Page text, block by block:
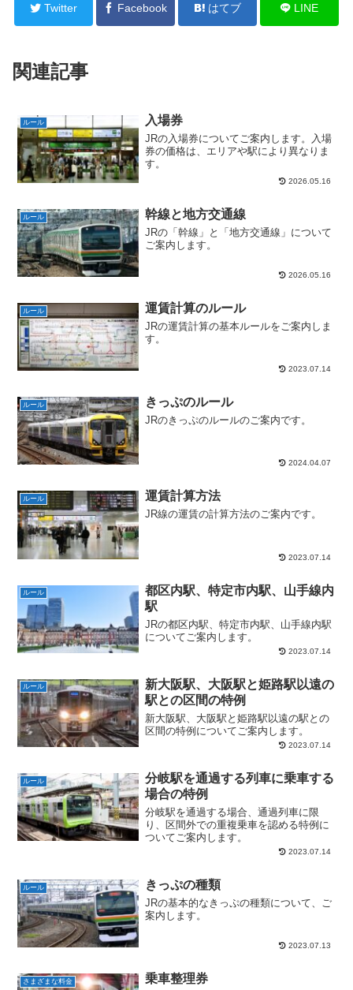
Twitter Facebook はてブ LINE
関連記事
ルール 入場券
JRの入場券についてご案内します。入場
券の価格は、エリアや駅により異なりま
す。
2026.05.16
ルール 幹線と地方交通線
JRの「幹線」と「地方交通線」について
ご案内します。
2026.05.16
ルール 運賃計算のルール
JRの運賃計算の基本ルールをご案内しま
す。
2023.07.14
ルール きっぷのルール
JRのきっぷのルールのご案内です。
2024.04.07
ルール 運賃計算方法
JR線の運賃の計算方法のご案内です。
2023.07.14
ルール
都区内駅、特定市内駅、山手線内
駅
JRの都区内駅、特定市内駅、山手線内駅
についてご案内します。
2023.07.14
ルール
新大阪駅、大阪駅と姫路駅以遠の
駅との区間の特例
新大阪駅、大阪駅と姫路駅以遠の駅との
区間の特例についてご案内します。
2023.07.14
ルール
分岐駅を通過する列車に乗車する
場合の特例
分岐駅を通過する場合、通過列車に限
り、区間外での重複乗車を認める特例に
ついてご案内します。
2023.07.14
ルール きっぷの種類
JRの基本的なきっぷの種類について、ご
案内します。
2023.07.13
さまざまな料金 乗車整理券